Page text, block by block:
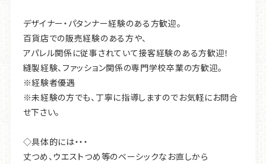
洋服のリフォームやリメイクに興味のある方
「ありがとう」の言葉と笑顔が、仕事への意欲に繋がります。
デザイナー・パタンナー経験のある方歓迎。
百貨店での販売経験のある方や、
アパレル関係に従事されていて接客経験のある方歓迎！
縫製経験、ファッション関係の専門学校卒業の方歓迎。
※経験者優遇
※未経験の方でも、丁寧に指導しますのでお気軽にお問合
せ下さい。
◇具体的には・・・
丈つめ、ウエストつめ等のベーシックなお直しから